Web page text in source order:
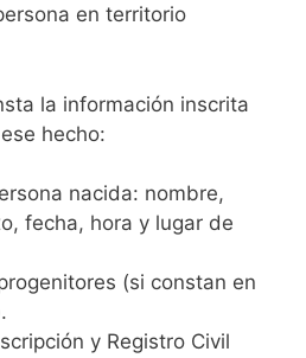
en territorio
la información inscrita
hecho:
nacida: nombre,
fecha, hora y lugar de
(si constan en
y Registro Civil